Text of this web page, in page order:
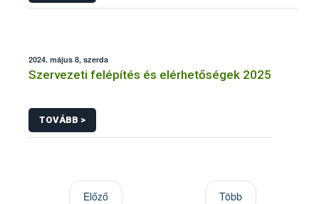
2024. május 8, szerda
Szervezeti felépítés és elérhetőségek 2025
TOVÁBB >
Előző Több